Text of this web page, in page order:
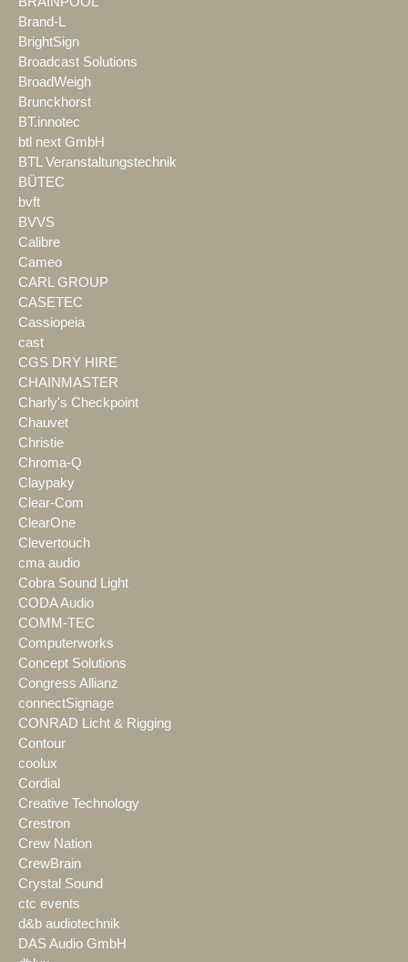
Brand-L
BrightSign
Broadcast Solutions
BroadWeigh
Brunckhorst
BT.innotec
btl next GmbH
BTL Veranstaltungstechnik
BÜTEC
bvft
BVVS
Calibre
Cameo
CARL GROUP
CASETEC
Cassiopeia
cast
CGS DRY HIRE
CHAINMASTER
Charly's Checkpoint
Chauvet
Christie
Chroma-Q
Claypaky
Clear-Com
ClearOne
Clevertouch
cma audio
Cobra Sound Light
CODA Audio
COMM-TEC
Computerworks
Concept Solutions
Congress Allianz
connectSignage
CONRAD Licht & Rigging
Contour
coolux
Cordial
Creative Technology
Crestron
Crew Nation
CrewBrain
Crystal Sound
ctc events
d&b audiotechnik
DAS Audio GmbH